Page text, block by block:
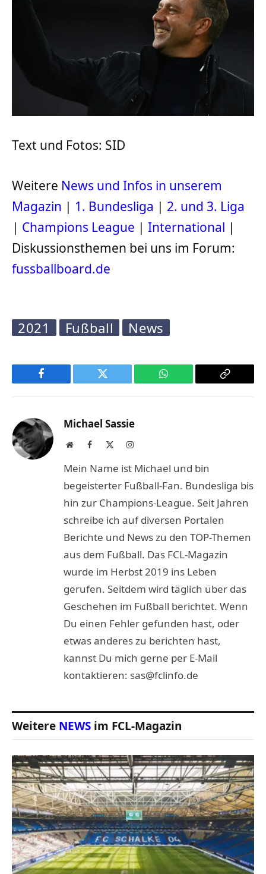
Text und Fotos: SID
Weitere News und Infos in unserem
Magazin | 1. Bundesliga | 2. und 3. Liga
| Champions League | International |
Diskussionsthemen bei uns im Forum:
fussballboard.de
2021 Fußball News
Facebook Twitter WhatsApp
Copy
Michael Sassie
WebsiteFacebook Instagram
Mein Name ist Michael und bin
begeisterter Fußball-Fan. Bundesliga bis
hin zur Champions-League. Seit Jahren
schreibe ich auf diversen Portalen
Berichte und News zu den TOP-Themen
aus dem Fußball. Das FCL-Magazin
wurde im Herbst 2019 ins Leben
gerufen. Seitdem wird täglich über das
Geschehen im Fußball berichtet. Wenn
Du einen Fehler gefunden hast, oder
etwas anderes zu berichten hast,
kannst Du mich gerne per E-Mail
kontaktieren: sas@fclinfo.de
Weitere NEWS im FCL-Magazin